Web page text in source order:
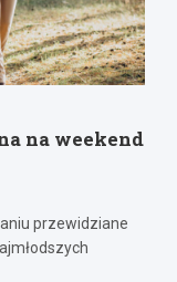
na weekend
przewidziane